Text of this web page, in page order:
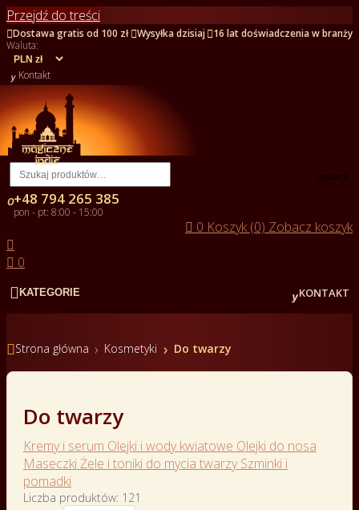
Przejdź do treści
Dostawa gratis od 100 zł Wysyłka dzisiaj 16 lat doświadczenia w branży
Waluta:
 Kontakt
search
+48 794 265 385
pon - pt: 8:00 - 15:00
 0 Koszyk (0) Zobacz koszyk

 0
 KATEGORIE KONTAKT
Strona główna Kosmetyki Do twarzy
Do twarzy
Kremy i serum Olejki i wody kwiatowe Olejki do nosa
MaseczkiŻele i toniki do mycia twarzy Szminki i
pomadki
Liczba produktów: 121